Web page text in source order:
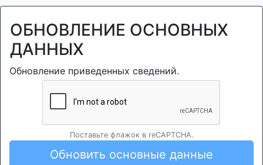
ОБНОВЛЕНИЕ ОСНОВНЫХ
ДАННЫХ
Обновление приведенных сведений.
Поставьте флажок в reCAPTCHA.
Обновить основные данные